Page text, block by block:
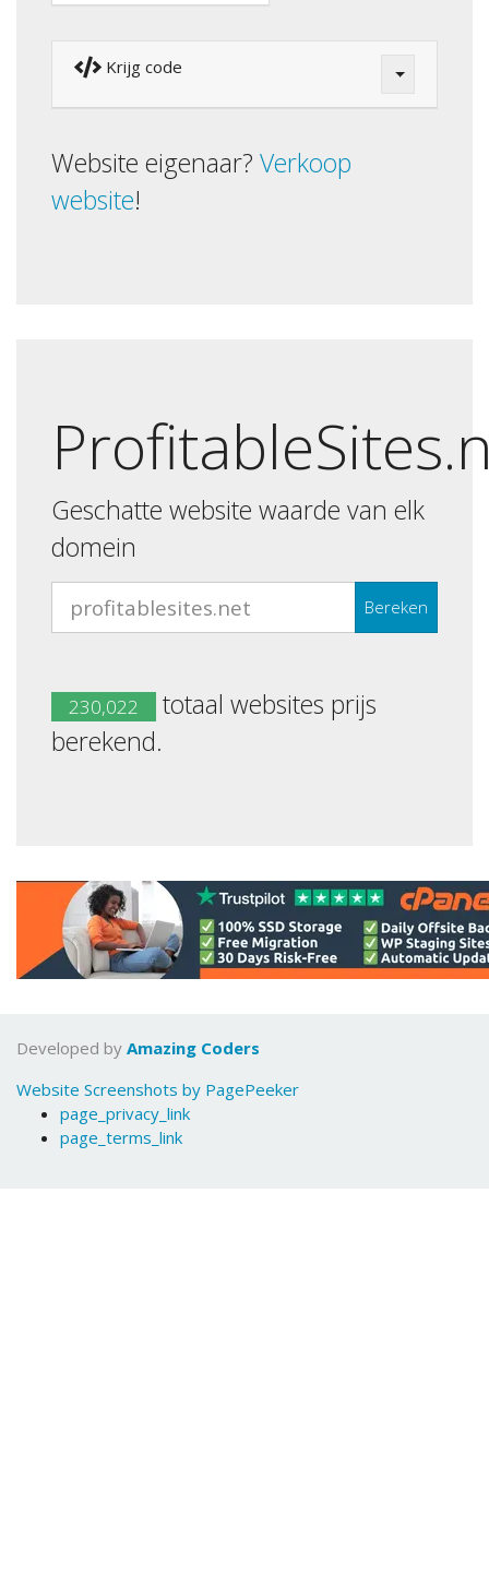
Krijg code
Website eigenaar? Verkoop
website!
Geschatte website waarde van elk
domein
Bereken
230,022
totaal websites prijs
berekend.
Developed by Amazing Coders
Website Screenshots by PagePeeker
page_privacy_link
page_terms_link